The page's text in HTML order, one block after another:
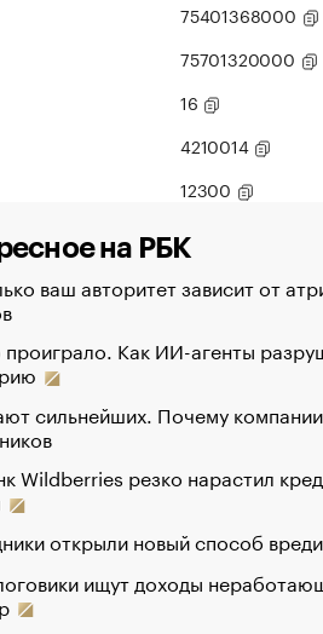
75401368000
75701320000
16
4210014
12300
на РБК
ваш авторитет зависит от
проиграло. Как ИИ-агенты
сильнейших. Почему
Wildberries резко нарастил
открыли новый способ
ищут доходы